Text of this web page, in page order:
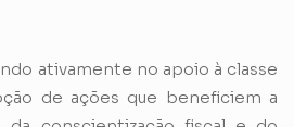
ativamente no apoio à classe
de ações que beneficiem a